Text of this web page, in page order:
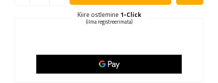
Kiire ostlemine 1-Click
(ilma registreerimata)